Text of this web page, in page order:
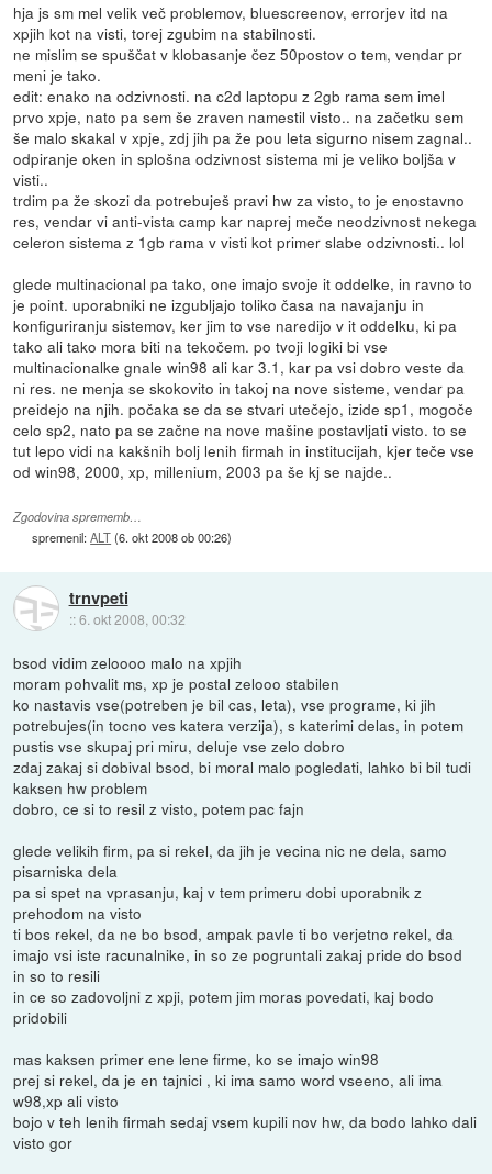
hja js sm mel velik več problemov, bluescreenov, errorjev itd na
xpjih kot na visti, torej zgubim na stabilnosti.
ne mislim se spuščat v klobasanje čez 50postov o tem, vendar pr
meni je tako.
edit: enako na odzivnosti. na c2d laptopu z 2gb rama sem imel
prvo xpje, nato pa sem še zraven namestil visto.. na začetku sem
še malo skakal v xpje, zdj jih pa že pou leta sigurno nisem zagnal..
odpiranje oken in splošna odzivnost sistema mi je veliko boljša v
visti..
trdim pa že skozi da potrebuješ pravi hw za visto, to je enostavno
res, vendar vi anti-vista camp kar naprej meče neodzivnost nekega
celeron sistema z 1gb rama v visti kot primer slabe odzivnosti.. lol
glede multinacional pa tako, one imajo svoje it oddelke, in ravno to
je point. uporabniki ne izgubljajo toliko časa na navajanju in
konfiguriranju sistemov, ker jim to vse naredijo v it oddelku, ki pa
tako ali tako mora biti na tekočem. po tvoji logiki bi vse
multinacionalke gnale win98 ali kar 3.1, kar pa vsi dobro veste da
ni res. ne menja se skokovito in takoj na nove sisteme, vendar pa
preidejo na njih. počaka se da se stvari utečejo, izide sp1, mogoče
celo sp2, nato pa se začne na nove mašine postavljati visto. to se
tut lepo vidi na kakšnih bolj lenih firmah in institucijah, kjer teče vse
od win98, 2000, xp, millenium, 2003 pa še kj se najde..
Zgodovina sprememb…
spremenil:ALT(6. okt 2008 ob 00:26)
trnvpeti
::6. okt 2008, 00:32
bsod vidim zeloooo malo na xpjih
moram pohvalit ms, xp je postal zelooo stabilen
ko nastavis vse(potreben je bil cas, leta), vse programe, ki jih
potrebujes(in tocno ves katera verzija), s katerimi delas, in potem
pustis vse skupaj pri miru, deluje vse zelo dobro
zdaj zakaj si dobival bsod, bi moral malo pogledati, lahko bi bil tudi
kaksen hw problem
dobro, ce si to resil z visto, potem pac fajn
glede velikih firm, pa si rekel, da jih je vecina nic ne dela, samo
pisarniska dela
pa si spet na vprasanju, kaj v tem primeru dobi uporabnik z
prehodom na visto
ti bos rekel, da ne bo bsod, ampak pavle ti bo verjetno rekel, da
imajo vsi iste racunalnike, in so ze pogruntali zakaj pride do bsod
in so to resili
in ce so zadovoljni z xpji, potem jim moras povedati, kaj bodo
pridobili
mas kaksen primer ene lene firme, ko se imajo win98
prej si rekel, da je en tajnici , ki ima samo word vseeno, ali ima
w98,xp ali visto
bojo v teh lenih firmah sedaj vsem kupili nov hw, da bodo lahko dali
visto gor